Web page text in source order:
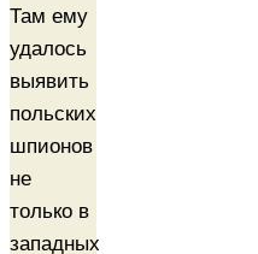
Там ему
удалось
выявить
польских
шпионов
не
только в
западных